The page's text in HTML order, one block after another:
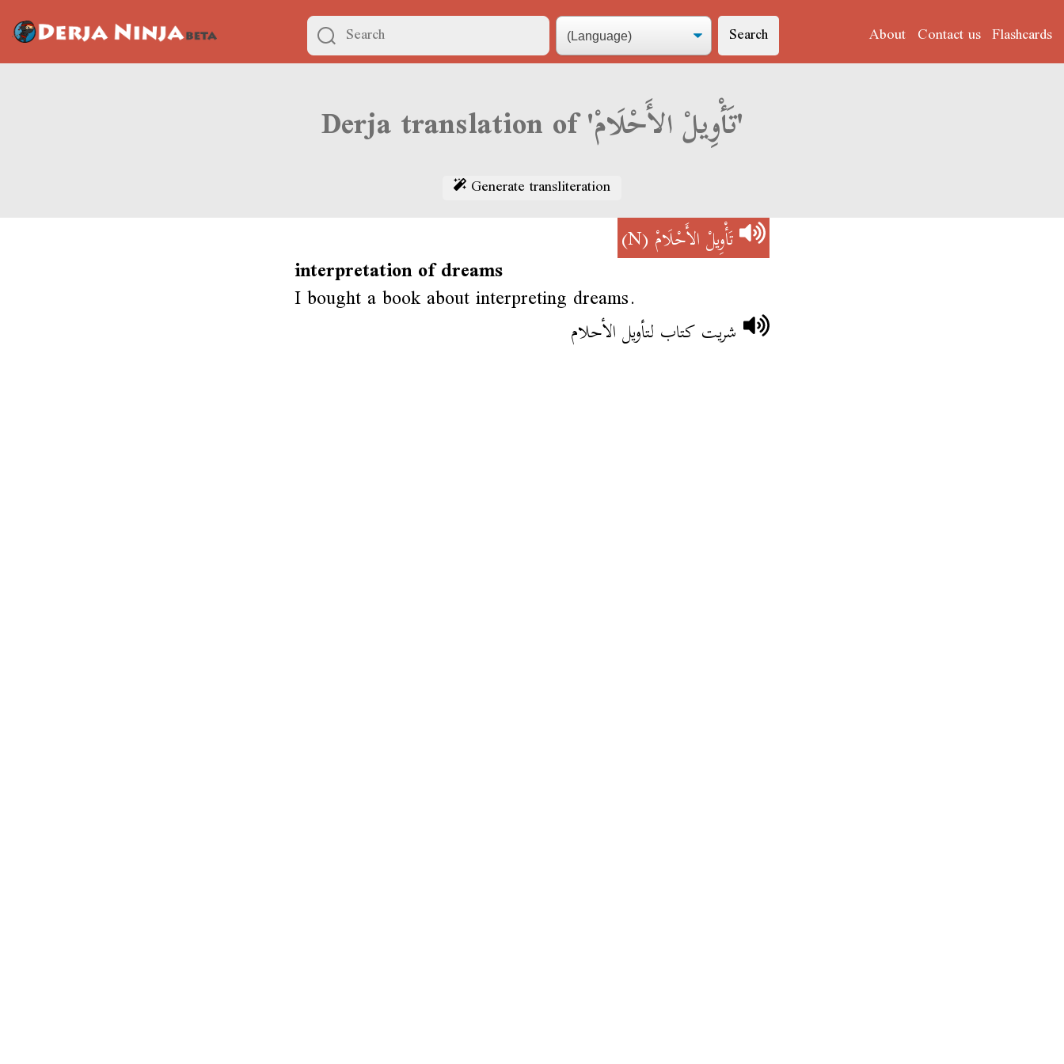
Search About Contact us Flashcards
Derja translation of 'تَأْوِيلْ الأَحْلَامْ'
Generate transliteration
تَأْوِيلْ الأَحْلَامْ(N)
interpretation of dreams
I bought a book about interpreting dreams.
شريت كتاب لتأويل الأحلام